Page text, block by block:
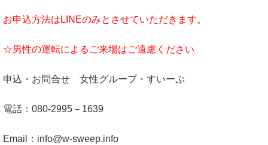
お申込方法はLINEのみとさせていただきます。
☆男性の運転によるご来場はご遠慮ください
申込・お問合せ 女性グループ・すいーぷ
電話：080-2995－1639
Email：info@w-sweep.info